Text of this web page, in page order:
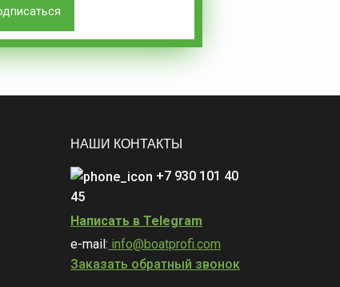
НАШИ КОНТАКТЫ
+7 930 101 40
45
Написать в Telegram
e-mail: info@boatprofi.com
Заказать обратный звонок